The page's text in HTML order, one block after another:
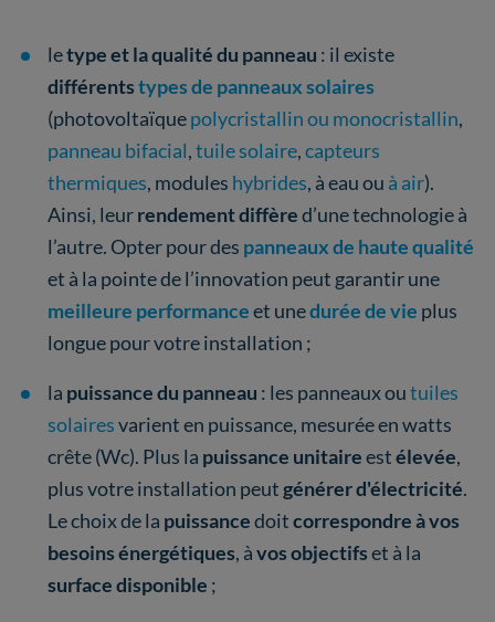
letype et la qualité du panneau : il existe
différentstypes de panneaux solaires
(photovoltaïquepolycristallin ou monocristallin,
panneau bifacial,tuile solaire,capteurs
thermiques, modules hybrides, à eau ou à air).
Ainsi, leurrendement diffèred’une technologie à
l’autre. Opter pour des panneaux de haute qualité
et à la pointe de l’innovation peut garantir une
meilleure performanceet unedurée de vie plus
longue pour votre installation ;
la puissance du panneau : les panneaux outuiles
solairesvarient en puissance, mesurée en watts
crête (Wc). Plus la puissance unitaireestélevée,
plus votre installation peutgénérer d'électricité.
Le choix de la puissancedoitcorrespondre à vos
besoinsénergétiques, àvos objectifset à la
surface disponible ;